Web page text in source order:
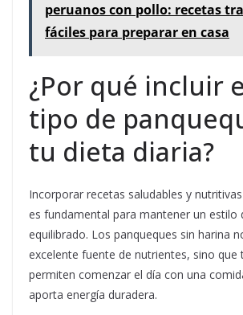
peruanos con pollo: recetas
fáciles para preparar en casa
¿Por qué incluir
tipo de
tu dieta diaria?
Incorporar recetas saludables y
es fundamental para mantener un estilo
equilibrado. Los panqueques sin harina
excelente fuente de nutrientes, sino que
permiten comenzar el día con una
aporta energía duradera.